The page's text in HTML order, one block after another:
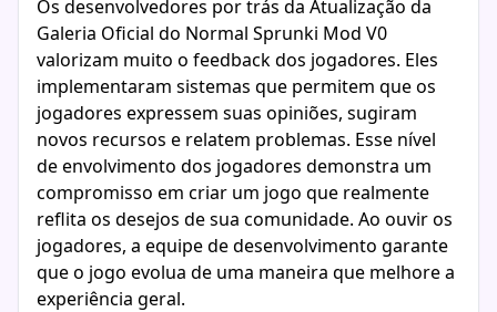
Os desenvolvedores por trás da Atualização da
Galeria Oficial do Normal Sprunki Mod V0
valorizam muito o feedback dos jogadores. Eles
implementaram sistemas que permitem que os
jogadores expressem suas opiniões, sugiram
novos recursos e relatem problemas. Esse nível
de envolvimento dos jogadores demonstra um
compromisso em criar um jogo que realmente
reflita os desejos de sua comunidade. Ao ouvir os
jogadores, a equipe de desenvolvimento garante
que o jogo evolua de uma maneira que melhore a
experiência geral.